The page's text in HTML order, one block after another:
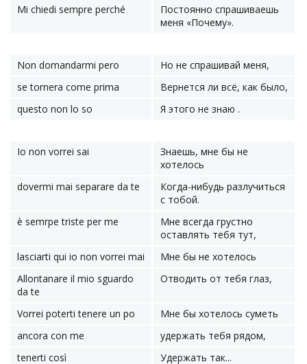
Mi chiedi sempre perché
Постоянно спрашиваешь
меня «Почему».
Non domandarmi pero
Но не спрашивай меня,
se tornerа come prima
Вернется ли всё, как было,
questo non lo so
Я этого не знаю .
Io non vorrei sai
Знаешь, мне бы не
хотелось
dovermi mai separare da te
Когда-нибудь разлучиться
с тобой.
è semrpe triste per me
Мне всегда грустно
оставлять тебя тут,
lasciarti qui io non vorrei mai
Мне бы не хотелось
Allontanare il mio sguardo
da te
Отводить от тебя глаз,
Vorrei poterti tenere un po
Мне бы хотелось суметь
ancora con me
удержать тебя рядом,
tenerti così
Удержать так...